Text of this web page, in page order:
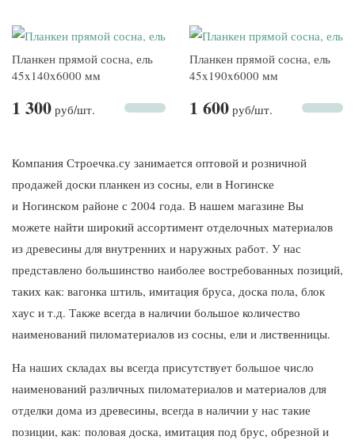
Планкен прямой сосна, ель
45x140x6000 мм
1 300 руб/шт.
Планкен прямой сосна, ель
45x190x6000 мм
1 600 руб/шт.
Компания Строечка.су занимается оптовой и розничной
продажей доски планкен из сосны, ели в Ногинске
и Ногинском районе с 2004 года. В нашем магазине Вы
можете найти широкий ассортимент отделочных материалов
из древесины для внутренних и наружных работ. У нас
представлено большинство наиболее востребованных позиций,
таких как: вагонка штиль, имитация бруса, доска пола, блок
хаус и т.д. Также всегда в наличии большое количество
наименований пиломатериалов из сосны, ели и лиственницы.
На наших складах вы всегда присутствует большое число
наименований различных пиломатериалов и материалов для
отделки дома из древесины, всегда в наличии у нас такие
позиции, как: половая доска, имитация под брус, обрезной и